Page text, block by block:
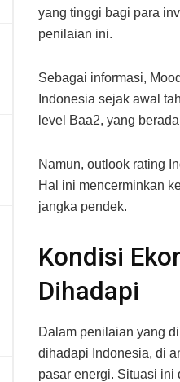
yang tinggi bagi para
penilaian ini.
Sebagai informasi,
Indonesia sejak awal
level Baa2, yang
Namun, outlook rating
Hal ini mencerminkan
jangka pendek.
Kondisi
Dihadapi
Dalam penilaian yang
dihadapi Indonesia, di
pasar energi. Situasi ini